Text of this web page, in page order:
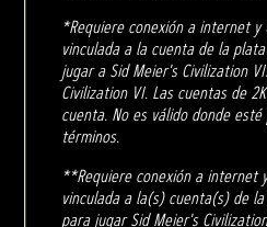
*Requiere conexión a internet y
vinculada a la cuenta de la
jugar a Sid Meier's Civilization
Civilization VI. Las cuentas de
cuenta. No es válido donde
términos.
**Requiere conexión a internet
vinculada a la(s) cuenta(s) de
para jugar Sid Meier's